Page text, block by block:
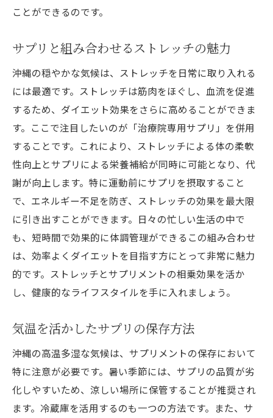
ことができるのです。
サプリと組み合わせるストレッチの魅力
沖縄の穏やかな気候は、ストレッチを日常に取り入れる
には最適です。ストレッチは筋肉をほぐし、血流を促進
するため、ダイエット効果をさらに高めることができま
す。ここで注目したいのが「治療院専用サプリ」を併用
することです。これにより、ストレッチによる体の柔軟
性向上とサプリによる栄養補給が同時に可能となり、代
謝が向上します。特に運動前にサプリを摂取すること
で、エネルギー不足を防ぎ、ストレッチの効果を最大限
に引き出すことができます。日々の忙しい生活の中で
も、短時間で効果的に体調管理ができるこの組み合わせ
は、効率よくダイエットを目指す方にとって非常に魅力
的です。ストレッチとサプリメントの相乗効果を活か
し、健康的なライフスタイルを手に入れましょう。
気温を活かしたサプリの保存方法
沖縄の高温多湿な気候は、サプリメントの保存において
特に注意が必要です。暑い季節には、サプリの品質が劣
化しやすいため、涼しい場所に保管することが推奨され
ます。冷蔵庫を活用するのも一つの方法です。また、サ